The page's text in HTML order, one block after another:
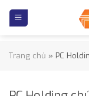
Trang chủ » PC